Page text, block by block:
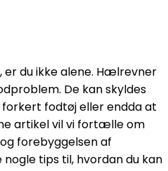
er du ikke alene. Hælrevner
De kan skyldes
forkert fodtøj eller endda at
artikel vil vi fortælle om
forebyggelsen af
tips til, hvordan du kan